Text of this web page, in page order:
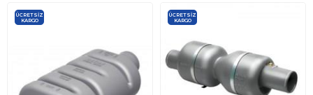
ÜCRETSIZ
KARGO
ÜCRETSIZ
KARGO